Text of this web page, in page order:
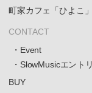
町家カフェ「ひよこ」
CONTACT
・Event
・SlowMusicエント
BUY